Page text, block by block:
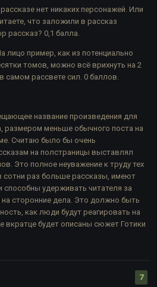
нет никаких персонажей. Или
что заложили в рассказ
рассказ? 0,1 балла.
лицо пример, как из потенциально
томов, можно всё врихнуть на 2
самом рассвете сил. 0 баллов.
название произведения для
размером меньше обычного поста на
Считаю было бы очень
на полстраницы выставлял
Это полное неуважение к труду тех
сотни раз больше рассказы, имеют
удерживать читателя за
на сторонние дела. Это должно быть
как люди будут реагировать на
вкратце будет описаны сюжет Готики
7